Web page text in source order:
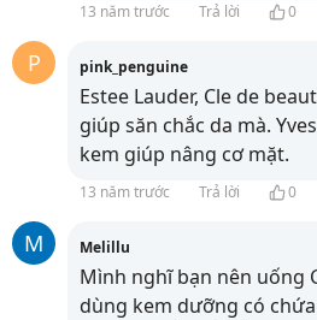
13 năm trước Trả lời 0
P pink_penguine
Estee Lauder, Cle de
giúp săn chắc da mà.
kem giúp nâng cơ mặt.
13 năm trước Trả lời 0
M Melillu
Mình nghĩ bạn nên uống
dùng kem dưỡng có